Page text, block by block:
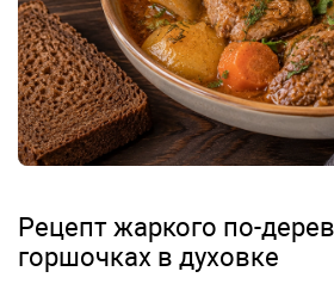
Рецепт жаркого по-
горшочках в духовке